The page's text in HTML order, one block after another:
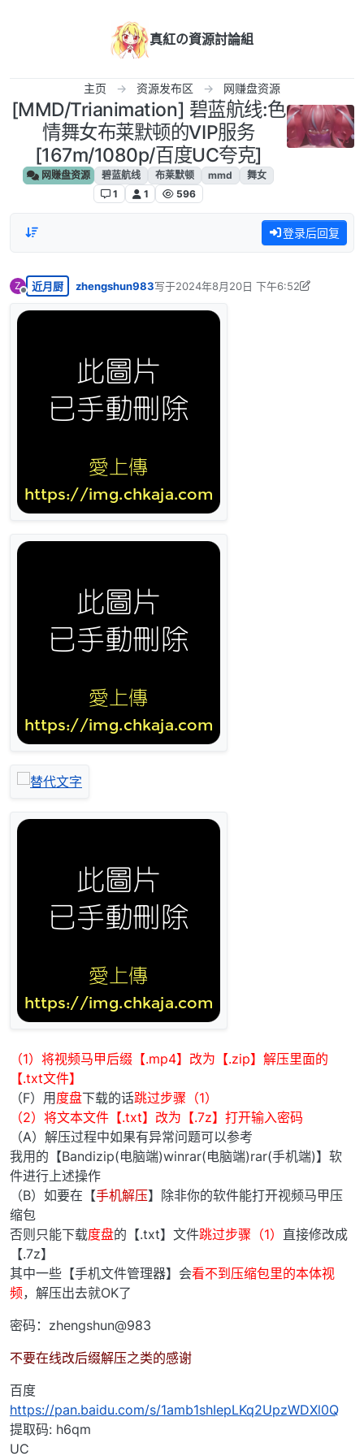
真紅の資源討論組
主页 资源发布区 网赚盘资源
[MMD/Trianimation] 碧蓝航线:色
情舞女布莱默顿的VIP服务
[167m/1080p/百度UC夸克]
网赚盘资源 碧蓝航线 布莱默顿 mmd
舞女
1
1 596
登录后回复
Z
离线
近月厨 zhengshun983写于2024年8月20日 下午6:52
最后由 zhengshun983 编辑2024年8月24
（1）将视频马甲后缀【.mp4】改为【.zip】解压里面的
【.txt文件】
（F）用度盘下载的话跳过步骤（1）
（2）将文本文件【.txt】改为【.7z】打开输入密码
（A）解压过程中如果有异常问题可以参考
我用的【Bandizip(电脑端)winrar(电脑端)rar(手机端)】软
件进行上述操作
（B）如要在【手机解压】除非你的软件能打开视频马甲压
缩包
否则只能下载度盘的【.txt】文件跳过步骤（1） 直接修改成
【.7z】
其中一些【手机文件管理器】会看不到压缩包里的本体视
频，解压出去就OK了
密码：zhengshun@983
不要在线改后缀解压之类的感谢
百度
https://pan.baidu.com/s/1amb1shIepLKq2UpzWDXl0Q
提取码: h6qm
UC